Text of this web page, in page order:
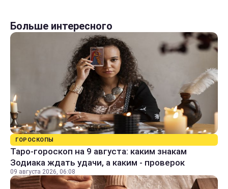
Больше интересного
ГОРОСКОПЫ
Таро-гороскоп на 9 августа: каким знакам
Зодиака ждать удачи, а каким - проверок
09 августа 2026, 06:08